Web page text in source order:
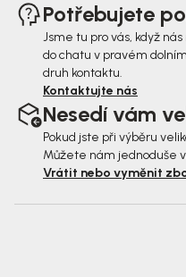
Potřebujete
Jsme tu pro vás, když
do chatu v pravém
druh kontaktu.
Kontaktujte nás
Nesedí vám
Pokud jste při výběru
Můžete nám jednoduše
Vrátit nebo vyměnit